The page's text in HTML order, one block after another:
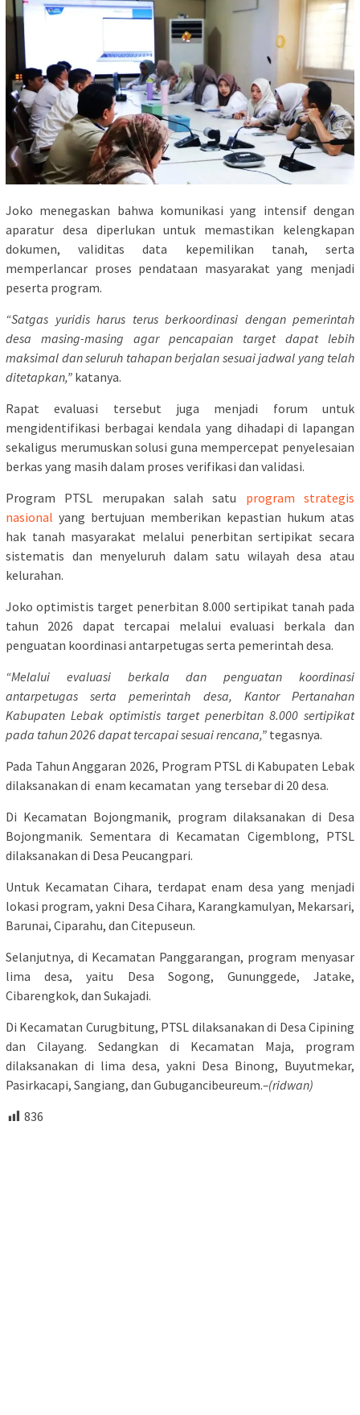
Joko menegaskan bahwa komunikasi yang intensif dengan
aparatur desa diperlukan untuk memastikan kelengkapan
dokumen, validitas data kepemilikan tanah, serta
memperlancar proses pendataan masyarakat yang menjadi
peserta program.
“Satgas yuridis harus terus berkoordinasi dengan pemerintah
desa masing-masing agar pencapaian target dapat lebih
maksimal dan seluruh tahapan berjalan sesuai jadwal yang telah
ditetapkan,” katanya.
Rapat evaluasi tersebut juga menjadi forum untuk
mengidentifikasi berbagai kendala yang dihadapi di lapangan
sekaligus merumuskan solusi guna mempercepat penyelesaian
berkas yang masih dalam proses verifikasi dan validasi.
Program PTSL merupakan salah satu program strategis
nasional yang bertujuan memberikan kepastian hukum atas
hak tanah masyarakat melalui penerbitan sertipikat secara
sistematis dan menyeluruh dalam satu wilayah desa atau
kelurahan.
Joko optimistis target penerbitan 8.000 sertipikat tanah pada
tahun 2026 dapat tercapai melalui evaluasi berkala dan
penguatan koordinasi antarpetugas serta pemerintah desa.
“Melalui evaluasi berkala dan penguatan koordinasi
antarpetugas serta pemerintah desa, Kantor Pertanahan
Kabupaten Lebak optimistis target penerbitan 8.000 sertipikat
pada tahun 2026 dapat tercapai sesuai rencana,” tegasnya.
Pada Tahun Anggaran 2026, Program PTSL di Kabupaten Lebak
dilaksanakan di enam kecamatan yang tersebar di 20 desa.
Di Kecamatan Bojongmanik, program dilaksanakan di Desa
Bojongmanik. Sementara di Kecamatan Cigemblong, PTSL
dilaksanakan di Desa Peucangpari.
Untuk Kecamatan Cihara, terdapat enam desa yang menjadi
lokasi program, yakni Desa Cihara, Karangkamulyan, Mekarsari,
Barunai, Ciparahu, dan Citepuseun.
Selanjutnya, di Kecamatan Panggarangan, program menyasar
lima desa, yaitu Desa Sogong, Gununggede, Jatake,
Cibarengkok, dan Sukajadi.
Di Kecamatan Curugbitung, PTSL dilaksanakan di Desa Cipining
dan Cilayang. Sedangkan di Kecamatan Maja, program
dilaksanakan di lima desa, yakni Desa Binong, Buyutmekar,
Pasirkacapi, Sangiang, dan Gubugancibeureum.–(ridwan)
836